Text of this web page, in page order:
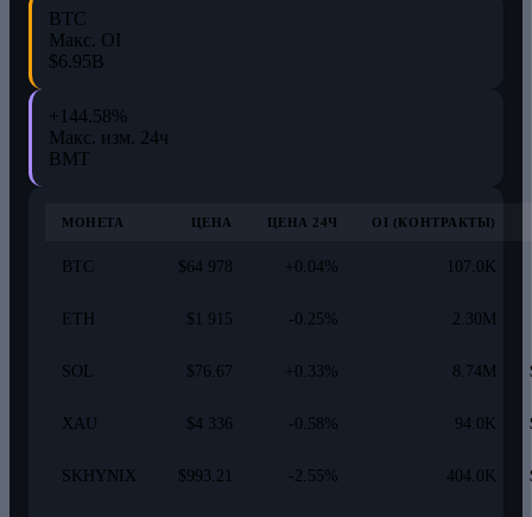
BTC
Макс. OI
$6.95B
+144.58%
Макс. изм. 24ч
BMT
МОНЕТА ЦЕНА ЦЕНА 24Ч OI (КОНТРАКТЫ)
BTC $64 978 +0.04% 107.0K
ETH $1 915 -0.25% 2.30M
SOL $76.67 +0.33% 8.74M
XAU $4 336 -0.58% 94.0K
SKHYNIX $993.21 -2.55% 404.0K